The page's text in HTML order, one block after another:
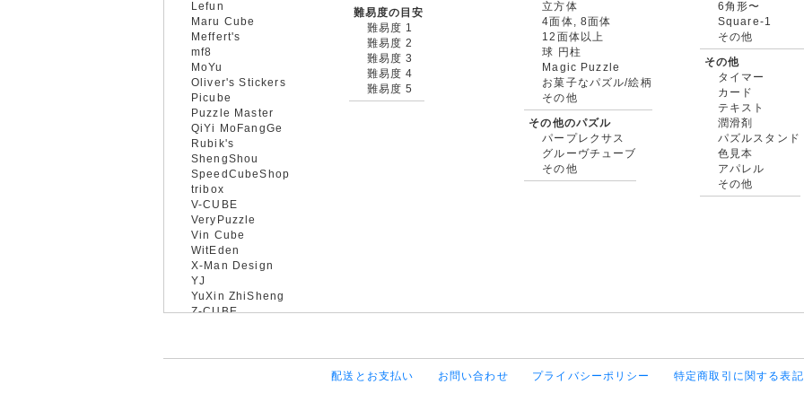
Lefun
Maru Cube
Meffert's
mf8
MoYu
Oliver's Stickers
Picube
Puzzle Master
QiYi MoFangGe
Rubik's
ShengShou
SpeedCubeShop
tribox
V-CUBE
VeryPuzzle
Vin Cube
WitEden
X-Man Design
YJ
YuXin ZhiSheng
Z-CUBE
難易度の目安
難易度 1
難易度 2
難易度 3
難易度 4
難易度 5
立方体
4面体, 8面体
12面体以上
球 円柱
Magic Puzzle
お菓子なパズル/絵柄
その他
その他のパズル
パープレクサス
グルーヴチューブ
その他
6角形〜
Square-1
その他
その他
タイマー
カード
テキスト
潤滑剤
パズルスタンド
色見本
アパレル
その他
配送とお支払い お問い合わせ プライバシーポリシー 特定商取引に関する表記